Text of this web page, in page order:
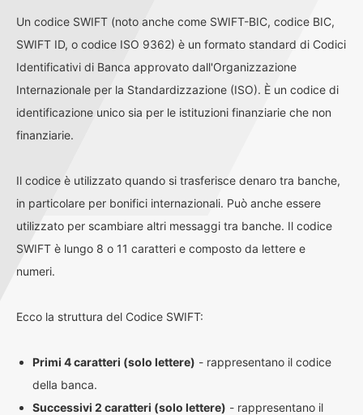
Un codice SWIFT (noto anche come SWIFT-BIC, codice BIC,
SWIFT ID, o codice ISO 9362) è un formato standard di Codici
Identificativi di Banca approvato dall'Organizzazione
Internazionale per la Standardizzazione (ISO). È un codice di
identificazione unico sia per le istituzioni finanziarie che non
finanziarie.
Il codice è utilizzato quando si trasferisce denaro tra banche,
in particolare per bonifici internazionali. Può anche essere
utilizzato per scambiare altri messaggi tra banche. Il codice
SWIFT è lungo 8 o 11 caratteri e composto da lettere e
numeri.
Ecco la struttura del Codice SWIFT:
Primi 4 caratteri (solo lettere) - rappresentano il codice
della banca.
Successivi 2 caratteri (solo lettere) - rappresentano il